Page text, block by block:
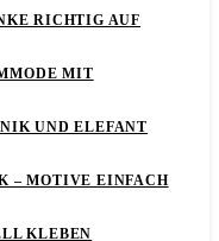
RICHTIG AUF
MIT
UND ELEFANT
– MOTIVE EINFACH
KLEBEN